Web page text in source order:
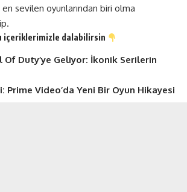
en sevilen oyunlarından biri olma
içeriklerimizle dalabilirsin
Of Duty’ye Geliyor: İkonik Serilerin
Prime Video’da Yeni Bir Oyun Hikayesi